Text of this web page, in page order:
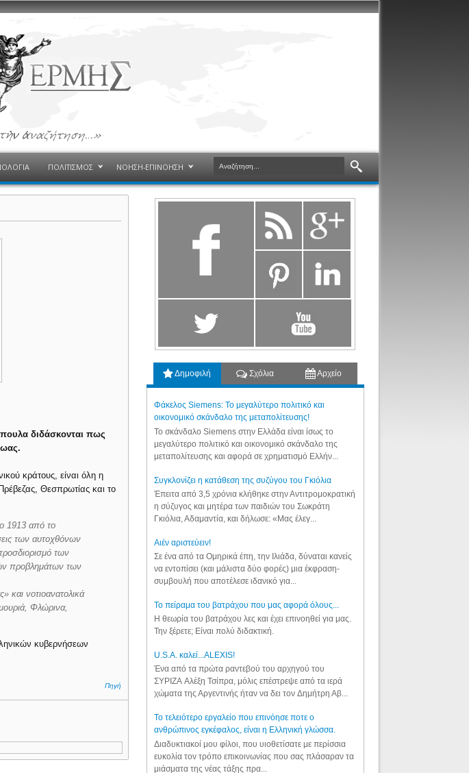
ΠΟΛΙΤΙΣΜΟΣ ΝΟΗΣΗ-ΕΠΙΝΟΗΣΗ
διδάσκονται πως
κράτους, είναι όλη η
Θεσπρωτίας και το
1913 από το
των αυτοχθόνων
των
προβλημάτων των
και νοτιοανατολικά
Φλώρινα,
κυβερνήσεων
Πηγή
Δημοφιλή Σχόλια Αρχείο
Φάκελος Siemens: Το μεγαλύτερο πολιτικό και
οικονομικό σκάνδαλο της μεταπολίτευσης!
Το σκάνδαλο Siemens στην Ελλάδα είναι ίσως το
μεγαλύτερο πολιτικό και οικονομικό σκάνδαλο της
μεταπολίτευσης και αφορά σε χρηματισμό Ελλήν...
Συγκλονίζει η κατάθεση της συζύγου του Γκιόλια
Έπειτα από 3,5 χρόνια κλήθηκε στην Αντιτρομοκρατική
η σύζυγος και μητέρα των παιδιών του Σωκράτη
Γκιόλια, Αδαμαντία, και δήλωσε: «Μας έλεγ...
Aιέν αριστεύειν!
Σε ένα από τα Ομηρικά έπη, την Ιλιάδα, δύναται κανείς
να εντοπίσει (και μάλιστα δύο φορές) μια έκφραση-
συμβουλή που αποτέλεσε ιδανικό για...
Το πείραμα του βατράχου που μας αφορά όλους...
Η θεωρία του βατράχου λες και έχει επινοηθεί για μας.
Την ξέρετε; Είναι πολύ διδακτική.
U.S.A. καλεί...ALEXIS!
Ένα από τα πρώτα ραντεβού του αρχηγού του
ΣΥΡΙΖΑ Αλέξη Τσίπρα, μόλις επέστρεψε από τα ιερά
χώματα της Αργεντινής ήταν να δει τον Δημήτρη Αβ...
Το τελειότερο εργαλείο που επινόησε ποτε ο
ανθρώπινος εγκέφαλος, είναι η Ελληνική γλώσσα.
Διαδυκτιακοί μου φίλοι, που υιοθετίσατε με περίσσια
ευκολία τον τρόπο επικοινωνίας που σας πλάσαραν τα
μιάσματα της νέας τάξης πρα...